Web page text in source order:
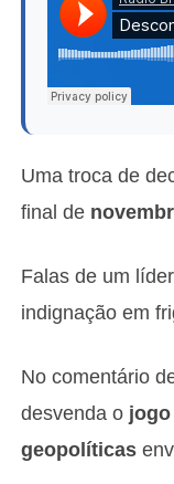
Uma troca de
final de
Falas de um
indignação em
No comentário
desvenda o
geopolíticas